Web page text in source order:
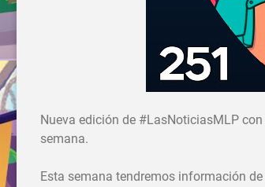
Nueva edición de #LasNoticiasMLP
semana.
Esta semana tendremos información